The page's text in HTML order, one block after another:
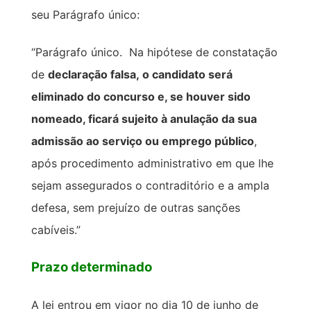
seu Parágrafo único:
“Parágrafo único. Na hipótese de constatação
de declaração falsa, o candidato será
eliminado do concurso e, se houver sido
nomeado, ficará sujeito à anulação da sua
admissão ao serviço ou emprego público,
após procedimento administrativo em que lhe
sejam assegurados o contraditório e a ampla
defesa, sem prejuízo de outras sanções
cabíveis.”
Prazo determinado
A lei entrou em vigor no dia 10 de junho de